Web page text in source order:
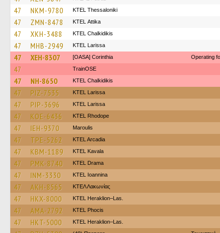
47 NKM-9780 KTEL Thessaloniki
47 ZMN-8478 KΤΕL Αttika
47 XKH-3488 ΚΤΕL Chalkidikis
47 MHB-2949 KTEL Larissa
47 XEH-8307 [OASA] Corinthia Operating
47 TrainΟSE
47 NH-8650 ΚΤΕL Chalkidikis
47 PIZ-7535 KTEL Larissa
47 PIP-3696 KTEL Larissa
47 KOE-6436 KTEL Rhodope
47 IEH-9370 Maroulis
47 TPE-5262 KTEL Arcadia
47 KBM-1189 KTEL Kavala
47 PMK-8740 KTEL Drama
47 INM-3330 KTEL Ioannina
47 AKH-8565 ΚΤΕΛ Λακωνίας
47 HKX-8000 KTEL Heraklion–Las.
47 AMA-2792 ΚΤΕL Phocis
47 HKT-5000 KTEL Heraklion–Las.